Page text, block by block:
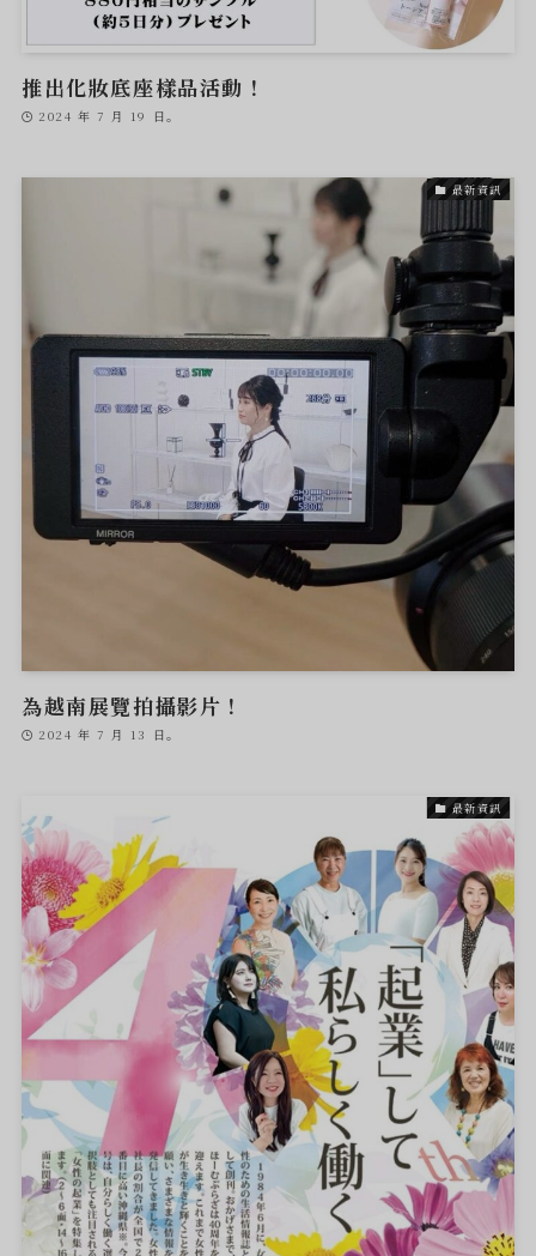
推出化妝底座樣品活動！
2024 年 7 月 19 日。
最新資訊
為越南展覽拍攝影片！
2024 年 7 月 13 日。
最新資訊